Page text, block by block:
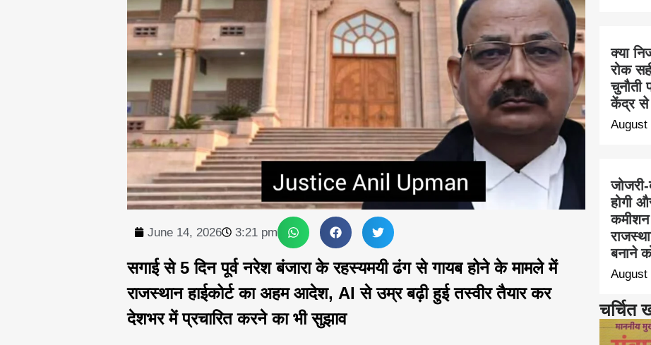
क्या
रोक
चुनौती
केंद्र से
August
जोजरी-
होगी
कमीशन
बनाने
August
चर्चित
June 14, 2026 3:21 pm
सगाई से 5 दिन पूर्व नरेश बंजारा के रहस्यमयी ढंग से गायब होने के मामले में
राजस्थान हाईकोर्ट का अहम आदेश, AI से उम्र बढ़ी हुई तस्वीर तैयार कर
देशभर में प्रचारित करने का भी सुझाव